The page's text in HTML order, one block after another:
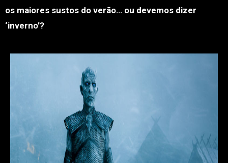
os maiores sustos do verão… ou devemos dizer
‘inverno’?